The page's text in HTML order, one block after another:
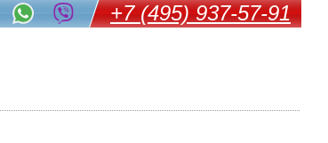
+7 (495) 937-57-91